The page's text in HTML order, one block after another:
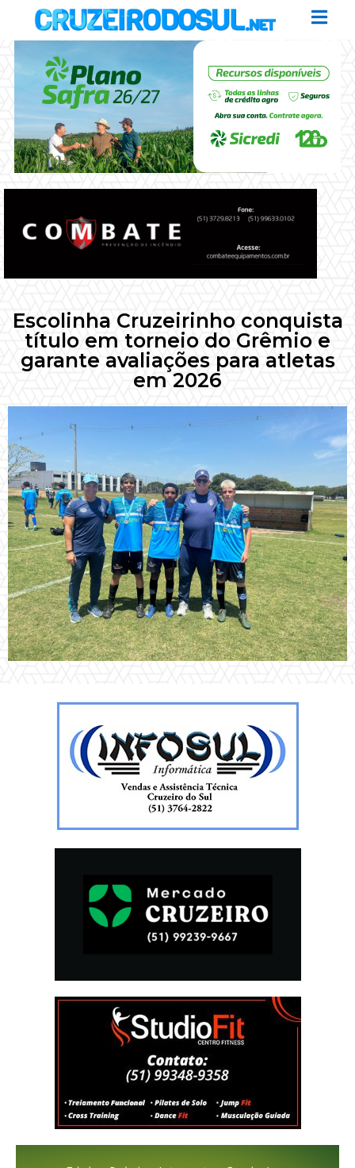
Escolinha Cruzeirinho conquista
título em torneio do Grêmio e
garante avaliações para atletas
em 2026